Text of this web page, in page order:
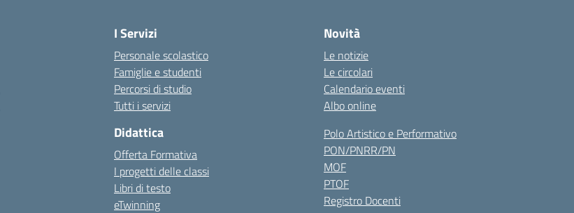
I Servizi
Personale scolastico
Famiglie e studenti
Percorsi di studio
Tutti i servizi
Didattica
Offerta Formativa
I progetti delle classi
Libri di testo
eTwinning
Novità
Le notizie
Le circolari
Calendario eventi
Albo online
Polo Artistico e Performativo
PON/PNRR/PN
MOF
PTOF
Registro Docenti